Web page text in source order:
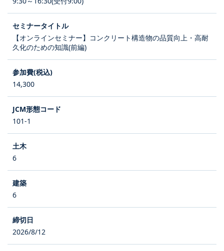
【オンラインセミナー】コンクリート構造物の品質向上・高耐
久化のための知識(前編)
14,300
101-1
6
6
2026/8/12